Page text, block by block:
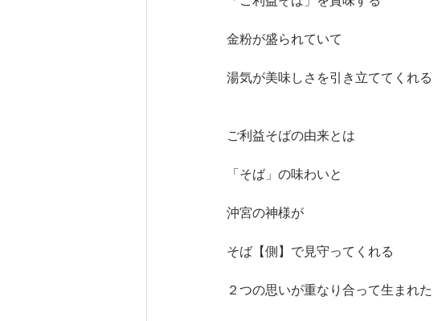
金粉が盛られていて
湯気が美味しさを引き立ててくれる
ご利益そばの由来とは
「そば」の味わいと
沖宮の神様が
そば【側】で見守ってくれる
２つの思いが重なり合って生まれた